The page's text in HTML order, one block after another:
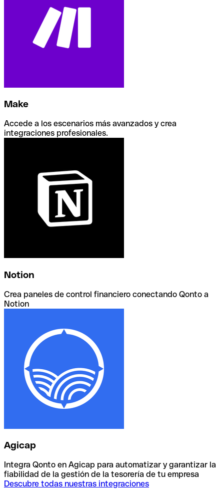
Make
Accede a los escenarios más avanzados y crea
integraciones profesionales.
Notion
Crea paneles de control financiero conectando Qonto a
Notion
Agicap
Integra Qonto en Agicap para automatizar y garantizar la
fiabilidad de la gestión de la tesorería de tu empresa
Descubre todas nuestras integraciones